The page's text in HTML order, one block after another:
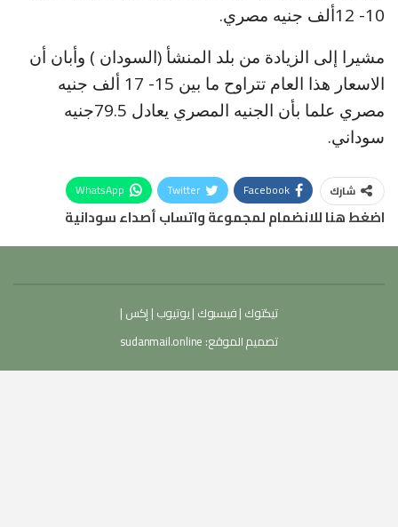
10- 12ألف جنيه مصري.
مشيرا إلى الزيادة من بلد المنشأ (السودان ) وأبان أن
الاسعار هذا العام تتراوح ما بين 15- 17 ألف جنيه
مصري علما بأن الجنيه المصري يعادل 79.5جنيه
سوداني.
شارك Facebook
Twitter
WhatsApp
اضغط هنا للانضمام لمجموعة واتساب أصداء سودانية
تيكتوك |فيسبوك |يوتيوب |إكس |
تصميم الموقع: sudanmail.online